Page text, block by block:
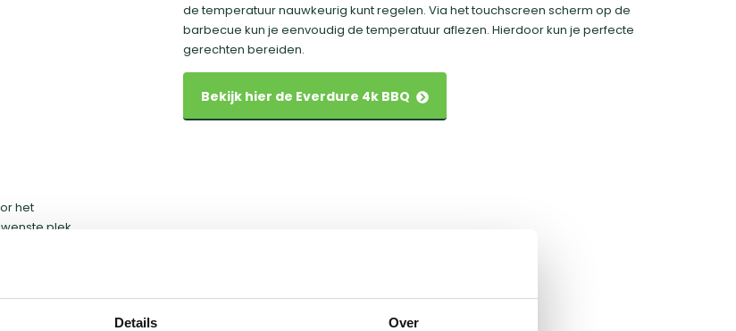
Details Over
de temperatuur nauwkeurig kunt regelen. Via het touchscreen scherm op de
barbecue kun je eenvoudig de temperatuur aflezen. Hierdoor kun je perfecte
gerechten bereiden.
Bekijk hier de Everdure 4k BBQ
het
plek.
hij vrijwel
worden